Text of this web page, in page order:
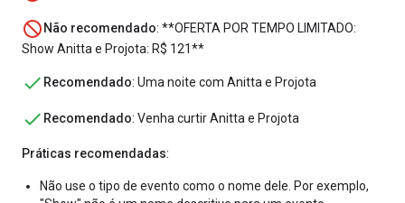
Não recomendado: **OFERTA POR TEMPO LIMITADO:
Show Anitta e Projota: R$ 121**
Recomendado: Uma noite com Anitta e Projota
Recomendado: Venha curtir Anitta e Projota
Práticas recomendadas:
Não use o tipo de evento como o nome dele. Por exemplo,